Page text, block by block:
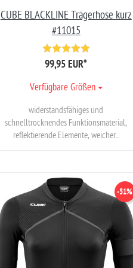
CUBE BLACKLINE Trägerhose kurz
#11015
99,95 EUR*
Verfügbare Größen
widerstandsfähiges und
schnelltrocknendes Funktionsmaterial,
reflektierende Elemente, weicher...
-51%